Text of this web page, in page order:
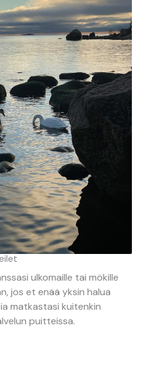
ulkomaille tai mökille
jos et enää yksin halua
matkastasi kuitenkin
puitteissa.